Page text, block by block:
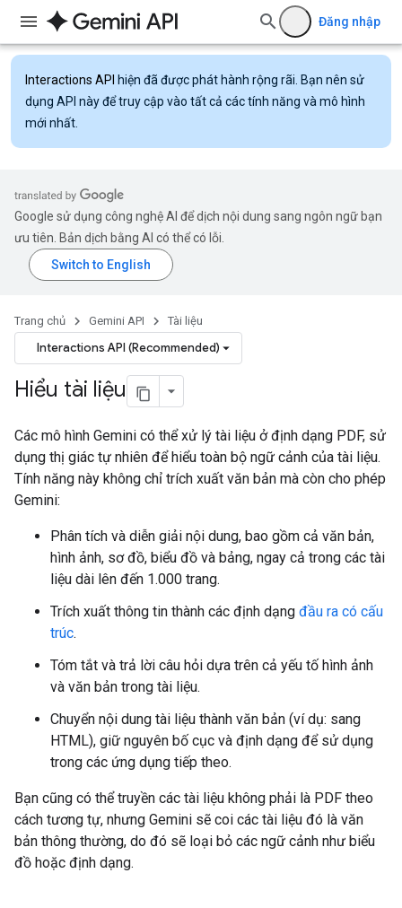
Đăng nhập
Interactions API hiện đã được phát hành rộng rãi. Bạn nên sử
dụng API này để truy cập vào tất cả các tính năng và mô hình
mới nhất.
Google sử dụng công nghệ AI để dịch nội dung sang ngôn ngữ bạn
ưu tiên. Bản dịch bằng AI có thể có lỗi.
Trang chủ Gemini API Tài liệu
Interactions API (Recommended)
Hiểu tài liệu
Các mô hình Gemini có thể xử lý tài liệu ở định dạng PDF, sử
dụng thị giác tự nhiên để hiểu toàn bộ ngữ cảnh của tài liệu.
Tính năng này không chỉ trích xuất văn bản mà còn cho phép
Gemini:
Phân tích và diễn giải nội dung, bao gồm cả văn bản,
hình ảnh, sơ đồ, biểu đồ và bảng, ngay cả trong các tài
liệu dài lên đến 1.000 trang.
Trích xuất thông tin thành các định dạng đầu ra có cấu
trúc.
Tóm tắt và trả lời câu hỏi dựa trên cả yếu tố hình ảnh
và văn bản trong tài liệu.
Chuyển nội dung tài liệu thành văn bản (ví dụ: sang
HTML), giữ nguyên bố cục và định dạng để sử dụng
trong các ứng dụng tiếp theo.
Bạn cũng có thể truyền các tài liệu không phải là PDF theo
cách tương tự, nhưng Gemini sẽ coi các tài liệu đó là văn
bản thông thường, do đó sẽ loại bỏ các ngữ cảnh như biểu
đồ hoặc định dạng.